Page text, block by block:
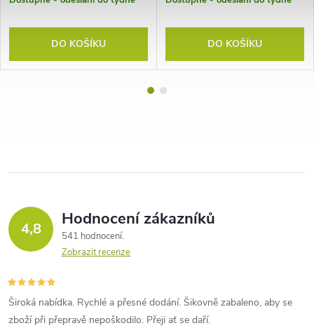
DO KOŠÍKU DO KOŠÍKU
4,8 Hodnocení zákazníků
541 hodnocení
Zobrazit recenze
Široká nabídka. Rychlé a přesné dodání. Šikovně zabaleno, aby se
zboží při přepravě nepoškodilo. Přeji ať se daří.